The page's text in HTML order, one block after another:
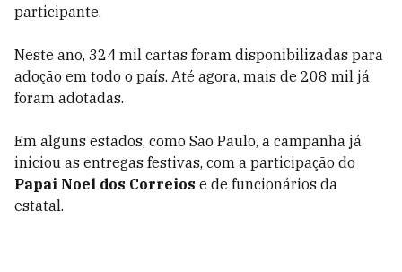
participante.
Neste ano, 324 mil cartas foram disponibilizadas para
adoção em todo o país. Até agora, mais de 208 mil já
foram adotadas.
Em alguns estados, como São Paulo, a campanha já
iniciou as entregas festivas, com a participação do
Papai Noel dos Correios e de funcionários da
estatal.